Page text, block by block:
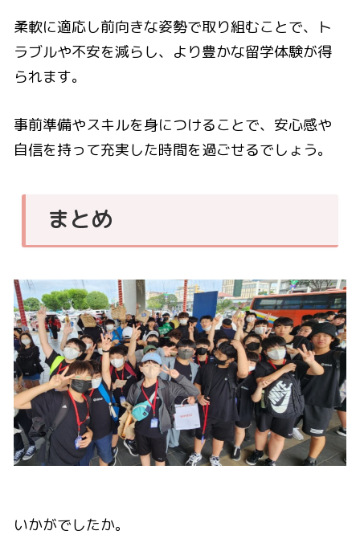
柔軟に適応し前向きな姿勢で取り組むことで、ト
ラブルや不安を減らし、より豊かな留学体験が得
られます。
事前準備やスキルを身につけることで、安心感や
自信を持って充実した時間を過ごせるでしょう。
まとめ
いかがでしたか。